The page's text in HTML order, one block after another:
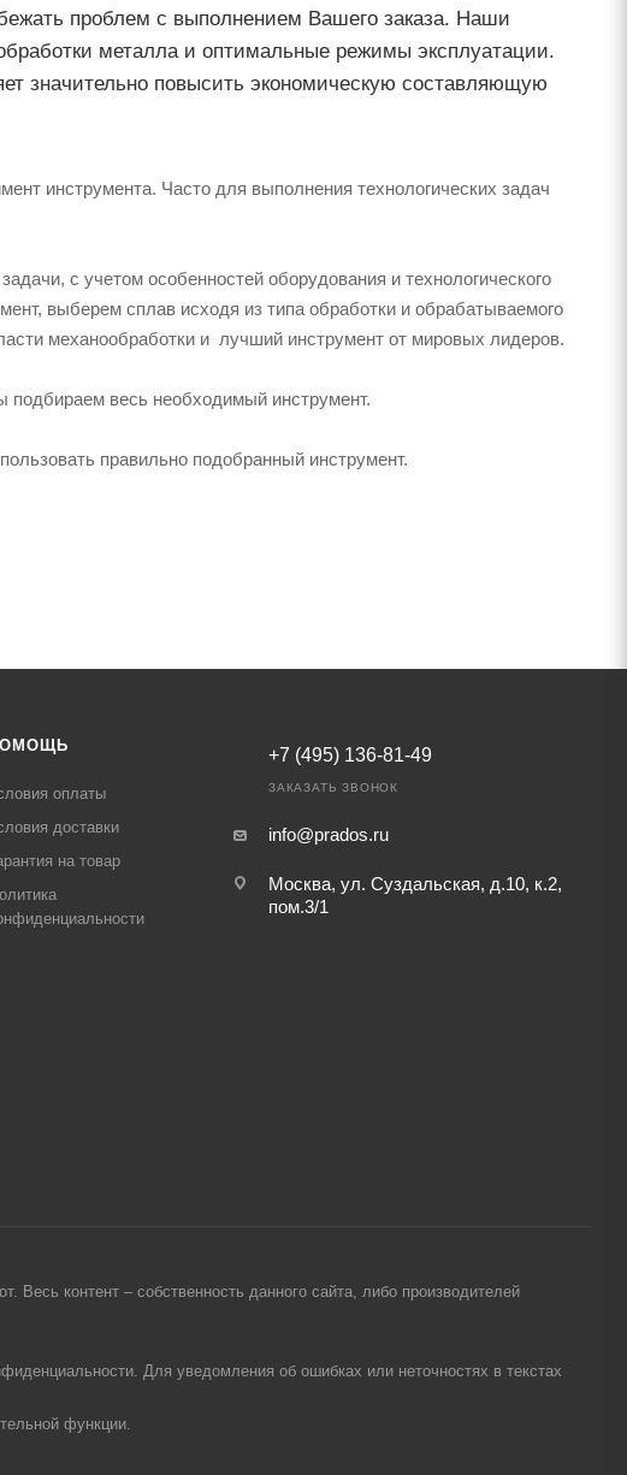
проблем с выполнением Вашего заказа. Наши
металла и оптимальные режимы эксплуатации.
значительно повысить экономическую составляющую
инструмента. Часто для выполнения технологических задач
с учетом особенностей оборудования и технологического
выберем сплав исходя из типа обработки и обрабатываемого
механообработки и лучший инструмент от мировых лидеров.
подбираем весь необходимый инструмент.
правильно подобранный инструмент.
оплаты
доставки
на товар
+7 (495) 136-81-49
ЗАКАЗАТЬ ЗВОНОК
info@prados.ru
Москва, ул. Суздальская, д.10, к.2,
пом.3/1
контент – собственность данного сайта, либо производителей
Для уведомления об ошибках или неточностях в текстах
функции.